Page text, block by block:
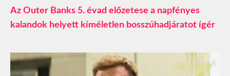
Az Outer Banks 5. évad előzetese a napfényes
kalandok helyett kíméletlen bosszúhadjáratot ígér